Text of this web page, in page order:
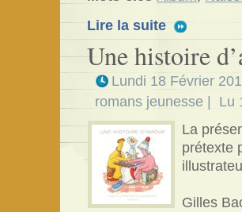
Lire la suite
Une histoire
Lundi 18 Février
romans jeunesse
| Lu
La
prétexte
Gilles